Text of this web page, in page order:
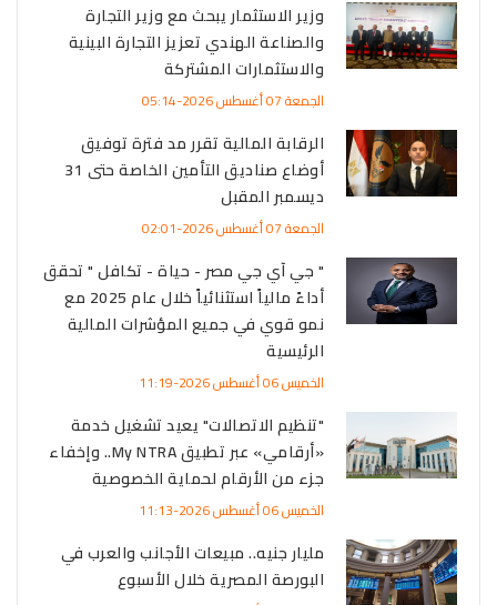
وزير الاستثمار يبحث مع وزير التجارة
والصناعة الهندي تعزيز التجارة البينية
والاستثمارات المشتركة
الجمعة 07 أغسطس 2026-05:14
الرقابة المالية تقرر مد فترة توفيق
أوضاع صناديق التأمين الخاصة حتى 31
ديسمبر المقبل
الجمعة 07 أغسطس 2026-02:01
" جي آي جي مصر - حياة - تكافل " تحقق
أداءً مالياً استثنائياً خلال عام 2025 مع
نمو قوي في جميع المؤشرات المالية
الرئيسية
الخميس 06 أغسطس 2026-11:19
"تنظيم الاتصالات" يعيد تشغيل خدمة
«أرقامي» عبر تطبيق My NTRA.. وإخفاء
جزء من الأرقام لحماية الخصوصية
الخميس 06 أغسطس 2026-11:13
مليار جنيه.. مبيعات الأجانب والعرب في
البورصة المصرية خلال الأسبوع